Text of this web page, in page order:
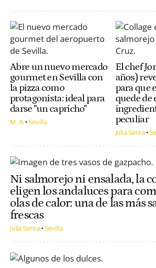
Abre un nuevo mercado
gourmet en Sevilla con
la pizza como
protagonista: ideal para
darse "un capricho"
M. A. Sevilla
El chef
años)
para que
quede de
peculiar
Julia Senra
Ni salmorejo ni ensalada, la
eligen los andaluces para
olas de calor: una de las más
frescas
Julia Senra Sevilla